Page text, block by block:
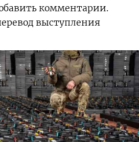
комментарии.
выступления